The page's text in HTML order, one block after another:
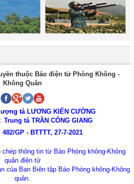
thuộc Báo điện tử Phòng Không -
Không Quân
tá LƯƠNG KIÊN CƯỜNG
Trung tá TRẦN CÔNG GIANG
482/GP - BTTTT, 27-7-2021
thông tin từ Báo Phòng không-Không
quân điện tử
của Ban Biên tập Báo Phòng không-Không
quân.